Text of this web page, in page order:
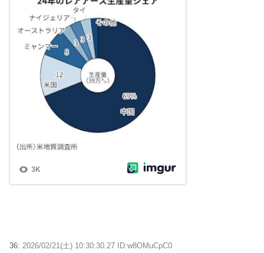
36: 2026/02/21(土) 10:30:30.27 ID:w8OMuCpC0